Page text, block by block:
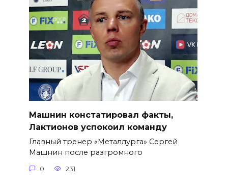
Машнин констатировал факты,
Лактионов успокоил команду
Главный тренер «Металлурга» Сергей
Машнин после разгромного
0 231